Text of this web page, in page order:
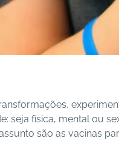
física, mental ou
são as vacinas